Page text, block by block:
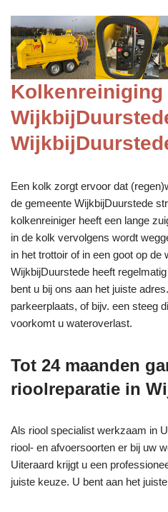
Kolkenreiniging
Een kolk zorgt ervoor dat
de gemeente WijkbijDuurstede
kolkenreiniger heeft een lange
in de kolk vervolgens wordt
in het trottoir of in een goot op de
WijkbijDuurstede heeft
bent u bij ons aan het juiste
parkeerplaats, of bijv. een steeg
voorkomt u wateroverlast.
Tot 24 maanden
rioolreparatie in
Als riool specialist werkzaam in
riool- en afvoersoorten er bij uw
Uiteraard krijgt u een
juiste keuze. U bent aan het